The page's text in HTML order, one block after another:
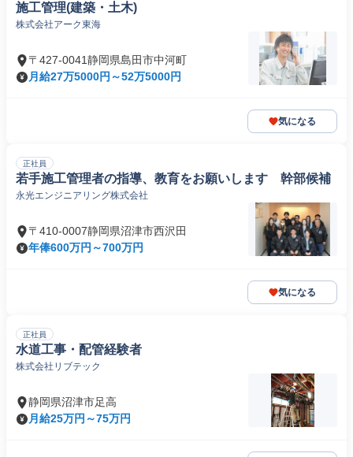
施工管理(建築・土木)
株式会社アーク東海
〒427-0041静岡県島田市中河町
月給27万5000円～52万5000円
気になる
正社員
若手施工管理者の指導、教育をお願いします 幹部候補
永光エンジニアリング株式会社
〒410-0007静岡県沼津市西沢田
年俸600万円～700万円
気になる
正社員
水道工事・配管経験者
株式会社リブテック
静岡県沼津市足高
月給25万円～75万円